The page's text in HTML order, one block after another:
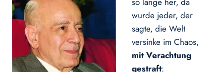
wurde jeder, der
sagte, die Welt
versinke im Chaos,
mit Verachtung
gestraft: